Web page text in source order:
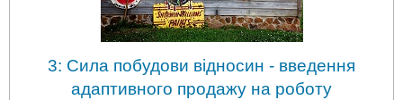
3: Сила побудови відносин - введення
адаптивного продажу на роботу